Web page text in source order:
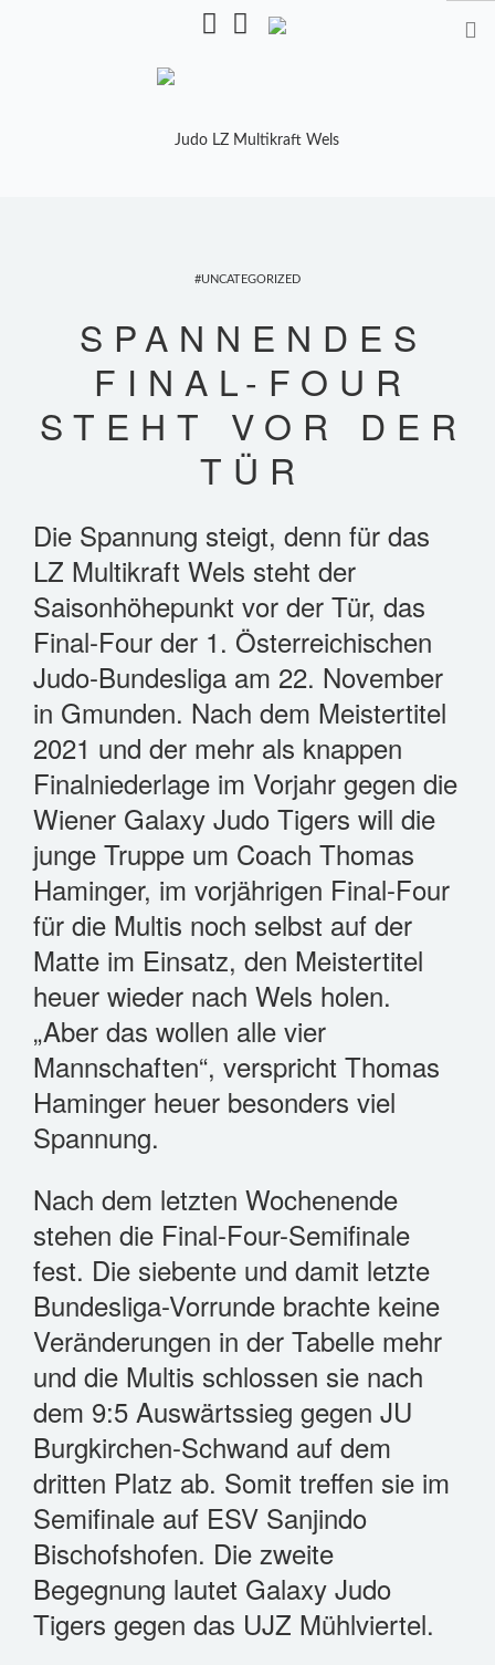
TRAININGSZEITEN
KALENDER
SHOP
MANNSCHAFTEN
TABELLE
FOTOS
GESCHICHTE
FUNKTIONÄRE
WAS IST JUDO?
IMPRESSUM
SPONSOREN
ANFÄNGERKURS 2026
UNCATEGORIZED
SPANNENDES
FINAL-FOUR
STEHT VOR DER
TÜR
Die Spannung steigt, denn für das
LZ Multikraft Wels steht der
Saisonhöhepunkt vor der Tür, das
Final-Four der 1. Österreichischen
Judo-Bundesliga am 22. November
in Gmunden. Nach dem Meistertitel
2021 und der mehr als knappen
Finalniederlage im Vorjahr gegen die
Wiener Galaxy Judo Tigers will die
junge Truppe um Coach Thomas
Haminger, im vorjährigen Final-Four
für die Multis noch selbst auf der
Matte im Einsatz, den Meistertitel
heuer wieder nach Wels holen.
„Aber das wollen alle vier
Mannschaften“, verspricht Thomas
Haminger heuer besonders viel
Spannung.
Nach dem letzten Wochenende
stehen die Final-Four-Semifinale
fest. Die siebente und damit letzte
Bundesliga-Vorrunde brachte keine
Veränderungen in der Tabelle mehr
und die Multis schlossen sie nach
dem 9:5 Auswärtssieg gegen JU
Burgkirchen-Schwand auf dem
dritten Platz ab. Somit treffen sie im
Semifinale auf ESV Sanjindo
Bischofshofen. Die zweite
Begegnung lautet Galaxy Judo
Tigers gegen das UJZ Mühlviertel.